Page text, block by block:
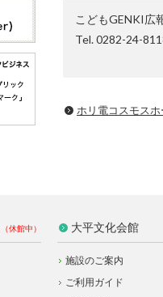
こどもGENKI
Tel. 0282-24-
ホリ電コスモス
大平文化会館
施設のご案内
ご利用ガイド